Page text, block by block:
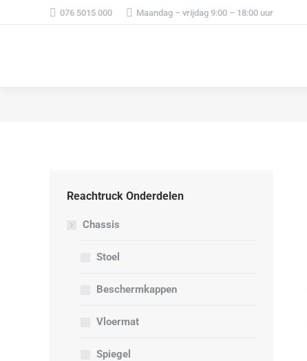
076 5015 000 Maandag – vrijdag 9:00 – 18:00 uur
Reachtruck Onderdelen
Chassis
Stoel
Beschermkappen
Vloermat
Spiegel